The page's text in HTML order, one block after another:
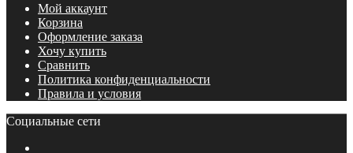
Мой аккаунт
Корзина
Оформление заказа
Хочу купить
Сравнить
Политика конфиденциальности
Правила и условия
Социальные сети